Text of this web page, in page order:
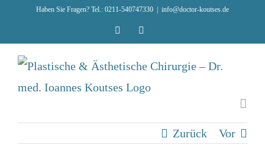
springen
Haben Sie Fragen? Tel.: 0211-540747330 info@doctor-koutses.de
Facebook
Zurück Vor